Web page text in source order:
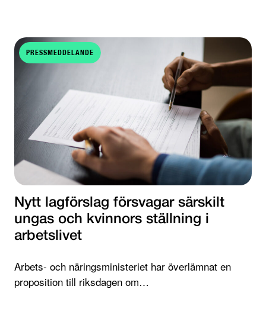
PRESSMEDDELANDE
Nytt lagförslag försvagar särskilt
ungas och kvinnors ställning i
arbetslivet
Arbets- och näringsministeriet har överlämnat en
proposition till riksdagen om…